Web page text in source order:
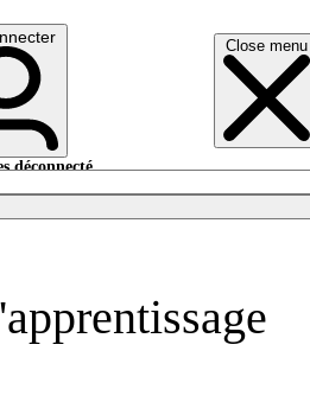
Close menu
déconnecté.